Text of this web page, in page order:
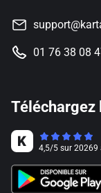
01 76 38 08
Téléchargez
4,5/5 sur 20269